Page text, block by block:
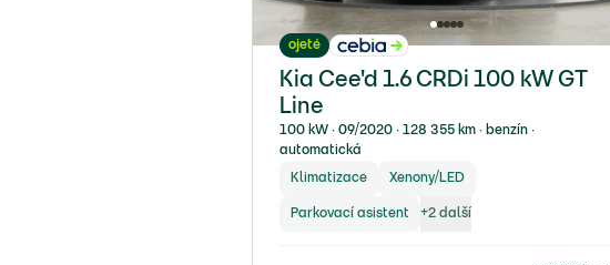
ojeté
Kia Cee'd 1.6 CRDi 100 kW GT
Line
100 kW ∙ 09/2020 ∙ 128 355 km ∙ benzín ∙
automatická
Klimatizace Xenony/LED
Parkovací asistent +2 další